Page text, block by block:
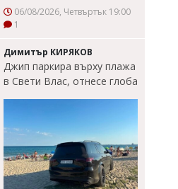
06/08/2026, Четвъртък 19:00
1
Димитър КИРЯКОВ
Джип паркира върху плажа
в Свети Влас, отнесе глоба